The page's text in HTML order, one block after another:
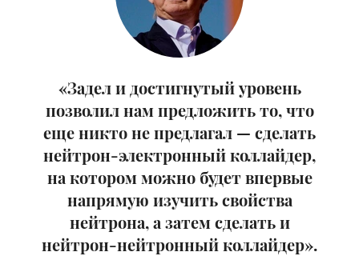
«Задел и достигнутый уровень
позволил нам предложить то, что
еще никто не предлагал — сделать
нейтрон-электронный коллайдер,
на котором можно будет впервые
напрямую изучить свойства
нейтрона, а затем сделать и
нейтрон-нейтронный коллайдер».